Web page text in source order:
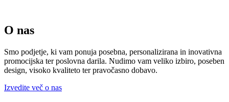
O nas
Smo podjetje, ki vam ponuja posebna, personalizirana in inovativna
promocijska ter poslovna darila. Nudimo vam veliko izbiro, poseben
design, visoko kvaliteto ter pravočasno dobavo.
Izvedite več o nas